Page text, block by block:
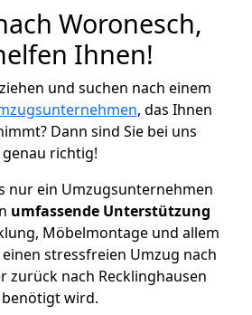
Woronesch,
Ihnen!
und suchen nach einem
, das Ihnen
Dann sind Sie bei uns
genau richtig!
nur ein Umzugsunternehmen
umfassende Unterstützung
Möbelmontage und allem
stressfreien Umzug nach
zurück nach Recklinghausen
benötigt wird.